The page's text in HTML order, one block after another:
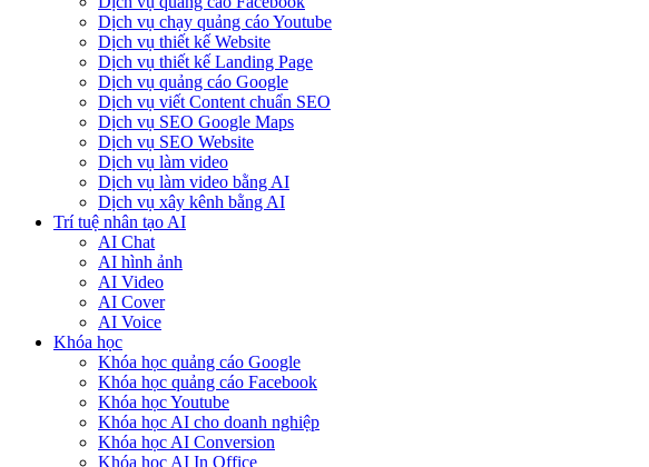
Dịch vụ chạy quảng cáo Youtube
Dịch vụ thiết kế Website
Dịch vụ thiết kế Landing Page
Dịch vụ quảng cáo Google
Dịch vụ viết Content chuẩn SEO
Dịch vụ SEO Google Maps
Dịch vụ SEO Website
Dịch vụ làm video
Dịch vụ làm video bằng AI
Dịch vụ xây kênh bằng AI
Trí tuệ nhân tạo AI
AI Chat
AI hình ảnh
AI Video
AI Cover
AI Voice
Khóa học
Khóa học quảng cáo Google
Khóa học quảng cáo Facebook
Khóa học Youtube
Khóa học AI cho doanh nghiệp
Khóa học AI Conversion
Khóa học AI In Office